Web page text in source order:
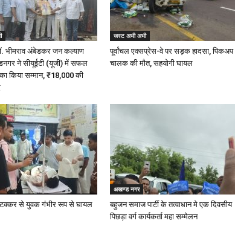
भीमराव अंबेडकर जन कल्याण
ने सीयूईटी (यूजी) में सफल
किया सम्मान, ₹18,000 की
जस्ट अभी अभी
पूर्वांचल एक्सप्रेस-वे पर सड़क हादसा, पिकअप
चालक की मौत, सहयोगी घायल
टक्कर से युवक गंभीर रूप से घायल
अखण्ड नगर
बहुजन समाज पार्टी के तत्वाधान मे एक दिवसीय
पिछड़ा वर्ग कार्यकर्ता महा सम्मेलन